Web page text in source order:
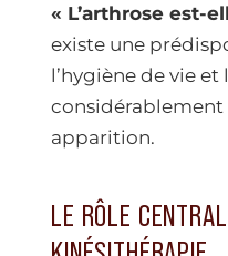
« L’arthrose est-
existe une
l’hygiène de vie
considérablement
apparition.
LE RÔLE